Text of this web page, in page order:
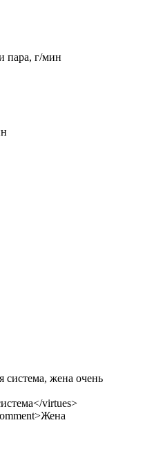
пара, г/мин
система, жена очень
virtues>